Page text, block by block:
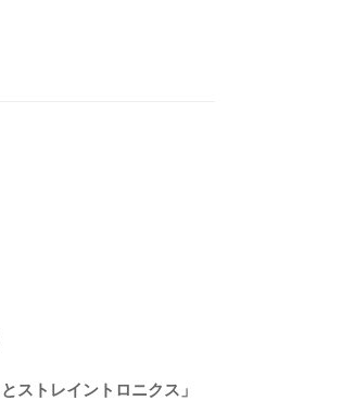
ストレイントロニクス」